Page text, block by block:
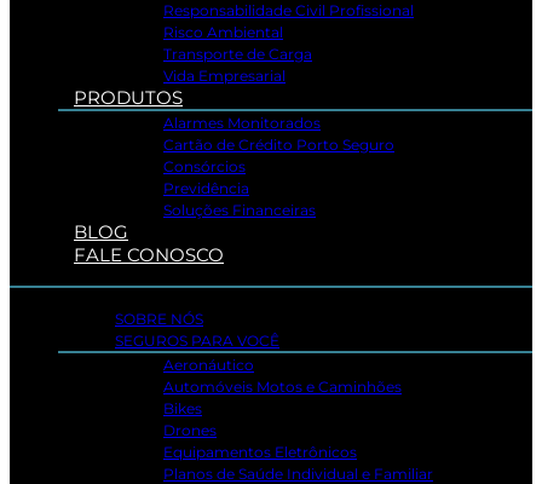
Responsabilidade Civil Profissional
Risco Ambiental
Transporte de Carga
Vida Empresarial
PRODUTOS
Alarmes Monitorados
Cartão de Crédito Porto Seguro
Consórcios
Previdência
Soluções Financeiras
BLOG
FALE CONOSCO
SOBRE NÓS
SEGUROS PARA VOCÊ
Aeronáutico
Automóveis Motos e Caminhões
Bikes
Drones
Equipamentos Eletrônicos
Planos de Saúde Individual e Familiar